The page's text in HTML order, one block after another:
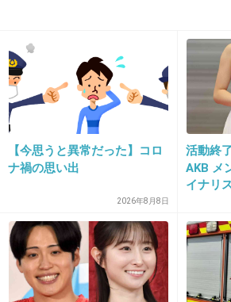
マスカラ→ランコム
夕方にはドロドロ目元だったけど、こ
数年パンダ目の悩みは全くなくなった
ボビーブラウンはお店で一回合う色見
い。
私は黒だとかなりきつくて、エスプ
られて、リピートしてます。
ペンシルはぼやけるし、リキッドは滲
い。
【今思うと異常だった】コロ
ナ禍の思い出
2026年8月8日
活動終
AKB メ
イナリ